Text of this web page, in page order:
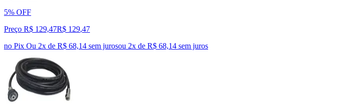
5% OFF
Preço R$ 129,47R$ 129,47
no Pix Ou 2x de R$ 68,14 sem jurosou 2x de R$ 68,14 sem juros